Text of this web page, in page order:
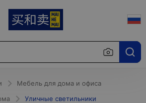
Мебель для дома и офиса
Уличные светильники